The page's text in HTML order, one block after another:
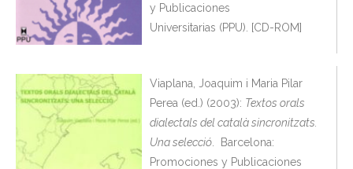
y Publicaciones
Universitarias (PPU). [CD-ROM]
Viaplana, Joaquim i Maria Pilar
Perea (ed.) (2003): Textos orals
dialectals del català sincronitzats.
Una selecció. Barcelona:
Promociones y Publicaciones